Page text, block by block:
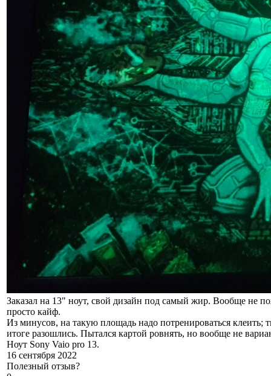
Заказал на 13" ноут, свой дизайн под самый жир. Вообще не
просто кайф.
Из минусов, на такую площадь надо потренироваться клеить;
итоге разошлись. Пытался картой ровнять, но вообще не
Ноут Sony Vaio pro 13.
16 сентября 2022
Полезный отзыв?